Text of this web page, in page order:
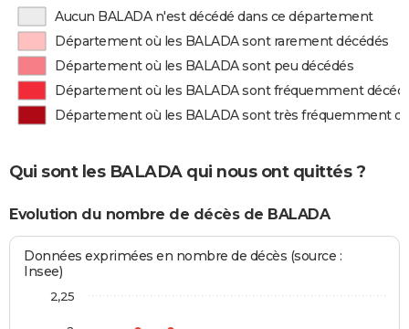
Aucun BALADA n'est décédé dans ce département
Département où les BALADA sont rarement décédés
Département où les BALADA sont peu décédés
Département où les BALADA sont fréquemment
Département où les BALADA sont très fréquemment
Qui sont les BALADA qui nous ont quittés ?
Evolution du nombre de décès de BALADA
Données exprimées en nombre de décès (source :
Insee)
2,25